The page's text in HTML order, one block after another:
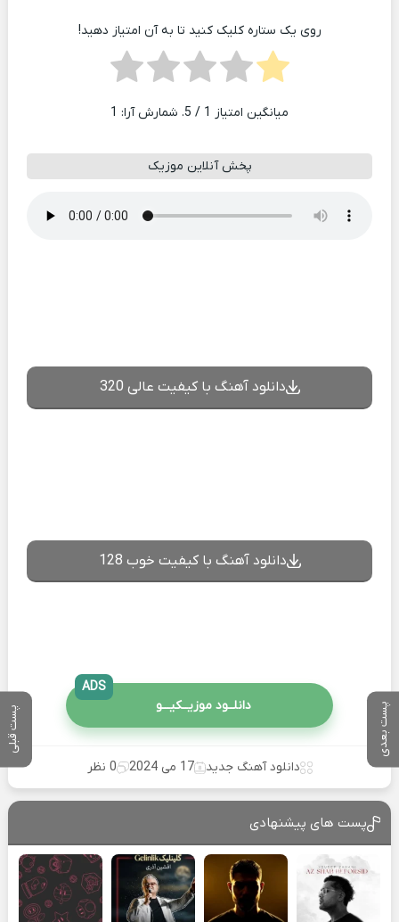
پست بعدی پست قبلی
روی یک ستاره کلیک کنید تا به آن امتیاز دهید!
میانگین امتیاز 1 / 5. شمارش آرا: 1
پخش آنلاین موزیک
دانلود آهنگ با کیفیت عالی 320
دانلود آهنگ با کیفیت خوب 128
دانلــود موزیــکیـــو
ADS
دانلود آهنگ جدید 17 می 2024 0 نظر
پست های پیشنهادی